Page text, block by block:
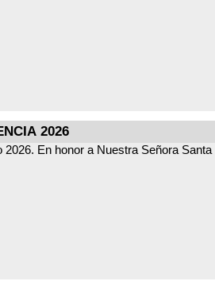
2026
2026. En honor a Nuestra Señora